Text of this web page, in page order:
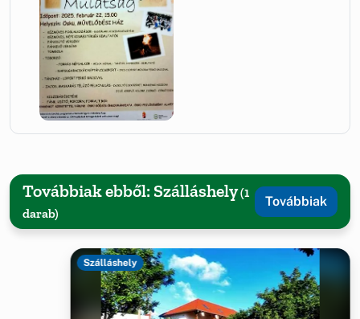
Továbbiak ebből: Szálláshely(1
darab)
Továbbiak
Szálláshely